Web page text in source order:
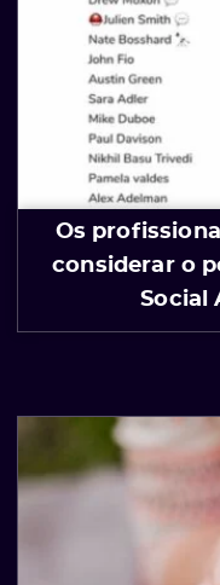
Os
considerar o
Social